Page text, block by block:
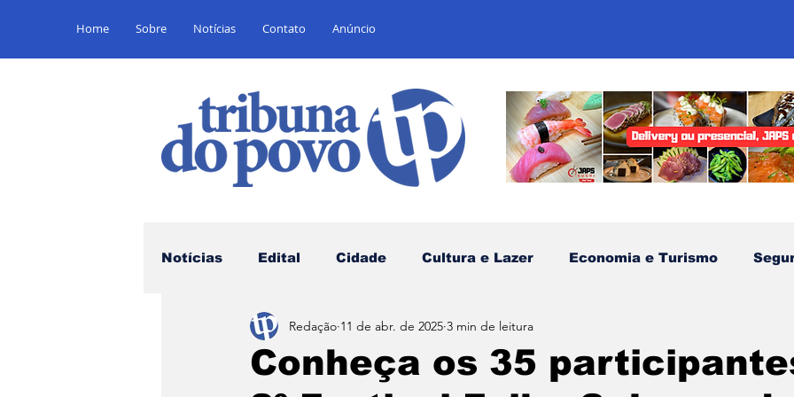
Home Sobre Notícias Contato Anúncio
Notícias Edital Cidade Cultura e Lazer Economia e Turismo
Educação Esportes Comunidades Tradicionais
Conheça os 35
Redação 11 de abr. de 2025 3 min de leitura